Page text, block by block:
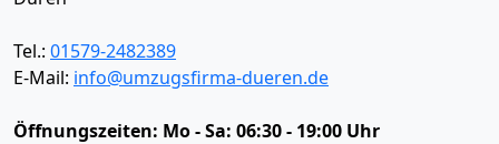
Tel.: 01579-2482389
E-Mail: info@umzugsfirma-dueren.de
Öffnungszeiten: Mo - Sa: 06:30 - 19:00 Uhr